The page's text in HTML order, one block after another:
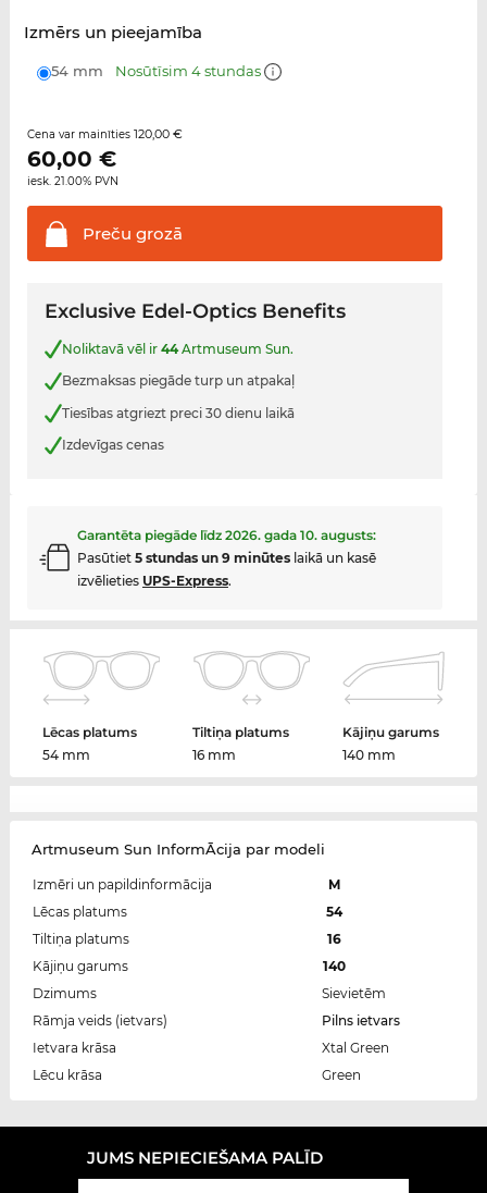
Izmērs un pieejamība
54 mm Nosūtīsim 4 stundas
Cena var mainīties 120,00 €
60,00 €
iesk. 21.00% PVN
Preču grozā
Exclusive Edel-Optics Benefits
Noliktavā vēl ir 44Artmuseum Sun.
Bezmaksas piegāde turp un atpakaļ
Tiesības atgriezt preci 30 dienu laikā
Izdevīgas cenas
Garantēta piegāde līdz 2026. gada 10. augusts:
Pasūtiet 5 stundas un 9 minūteslaikā un kasē
izvēlieties UPS-Express.
Lēcas platums
54 mm
Tiltiņa platums
16 mm
Kājiņu garums
140 mm
Artmuseum Sun InformĀcija par modeli
Izmēri un papildinformācija
M
Lēcas platums
54
Tiltiņa platums
16
Kājiņu garums
140
Dzimums
Sievietēm
Rāmja veids (ietvars)
Pilns ietvars
Ietvara krāsa
Xtal Green
Lēcu krāsa
Green
JUMS NEPIECIEŠAMA PALĪD